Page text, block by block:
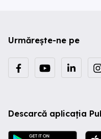
Urmărește-ne pe
Descarcă aplicația